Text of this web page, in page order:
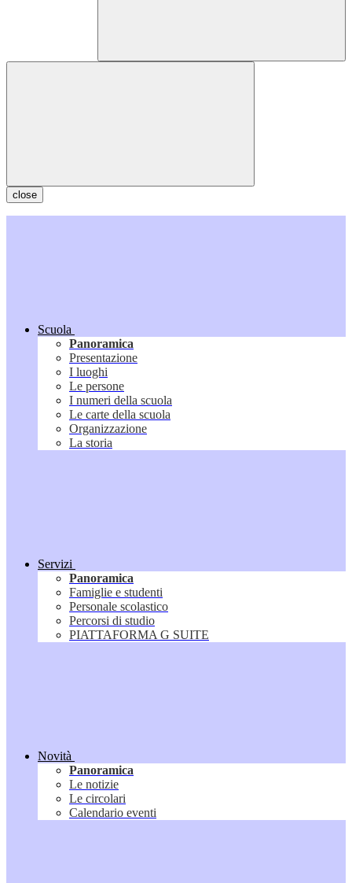
close
Scuola
Panoramica
Presentazione
I luoghi
Le persone
I numeri della scuola
Le carte della scuola
Organizzazione
La storia
Servizi
Panoramica
Famiglie e studenti
Personale scolastico
Percorsi di studio
PIATTAFORMA G SUITE
Novità
Panoramica
Le notizie
Le circolari
Calendario eventi